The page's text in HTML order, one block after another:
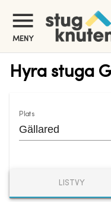
MENY
Hyra stuga
Plats
LISTVY